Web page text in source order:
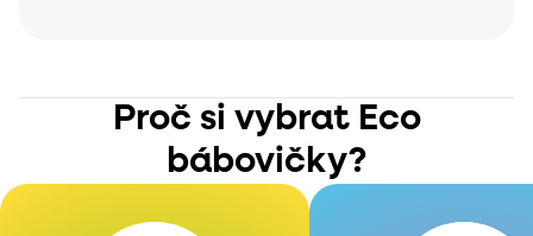
Proč si vybrat Eco
bábovičky?